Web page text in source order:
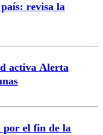
revisa la
activa Alerta
por el fin de la